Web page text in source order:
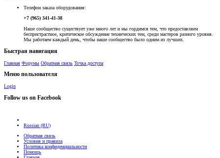
Телефон заказа оборудования:
+7 (965) 341-41-38
Наше сообщество существует уже много лет и мы гордимся тем, что предоставляем
беспристрастное, критическое обсуждение технических тем, среди мастеров разного уровня.
Мы работаем каждый день, чтобы наше сообщество было одним из лучших.
Быстрая навигация
Главная Форумы Обратная связь Точка доступа
Меню пользователя
Login
Follow us on Facebook
Russian (RU)
Обратная связь
Условия и правила
Политика конфиденциальности
Помощь